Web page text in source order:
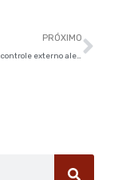
PRÓXIMO
Entidades de controle externo alertam para ‘riscos’ à Lei da Ficha Limpa